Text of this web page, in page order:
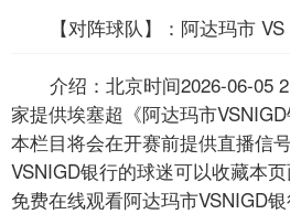
【对阵球队】：阿达玛市
介绍：北京时间2026-06-05
家提供埃塞超《阿达玛市
本栏目将会在开赛前提供直播信
VSNIGD银行的球迷可以收藏本
免费在线观看阿达玛市VSNIGD银